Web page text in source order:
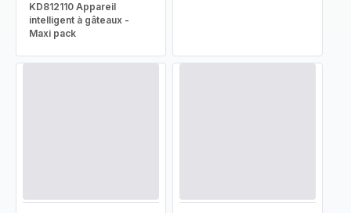
KD812110 Appareil
intelligent à gâteaux -
Maxi pack